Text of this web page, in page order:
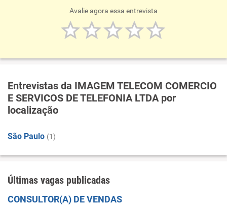
Avalie agora essa entrevista
Entrevistas da IMAGEM TELECOM COMERCIO
E SERVICOS DE TELEFONIA LTDA por
localização
São Paulo (1)
Últimas vagas publicadas
CONSULTOR(A) DE VENDAS